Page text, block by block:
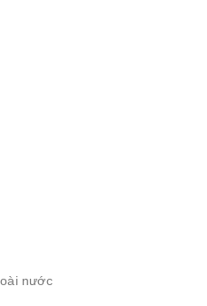
nước